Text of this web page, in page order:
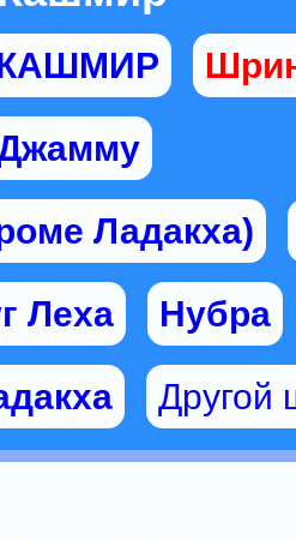
Ладакха)
Леха Нубра
Другой